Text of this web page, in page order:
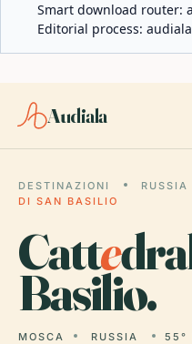
Smart download router:
Editorial process:
Audiala
DESTINAZIONI RUSSIA
DI SAN BASILIO
Catte
Basilio.
MOSCA RUSSIA 55°